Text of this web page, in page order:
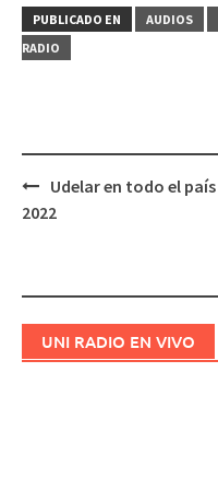
PUBLICADO EN AUDIOS
RADIO
Navegación
Udelar en todo el país
2022
UNI RADIO EN VIVO